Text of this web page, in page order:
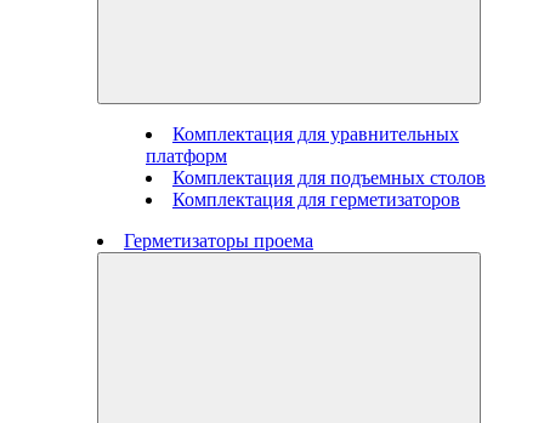
Комплектация для уравнительных
платформ
Комплектация для подъемных столов
Комплектация для герметизаторов
Герметизаторы проема